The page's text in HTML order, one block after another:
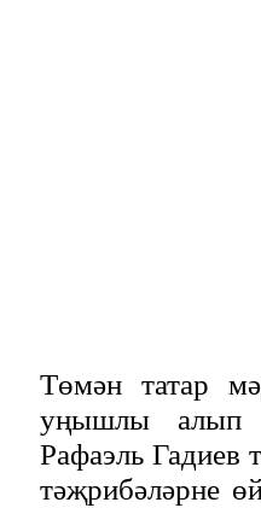
Төмән татар
уңышлы алып
Рафаэль Гадиев
тәҗрибәләрне